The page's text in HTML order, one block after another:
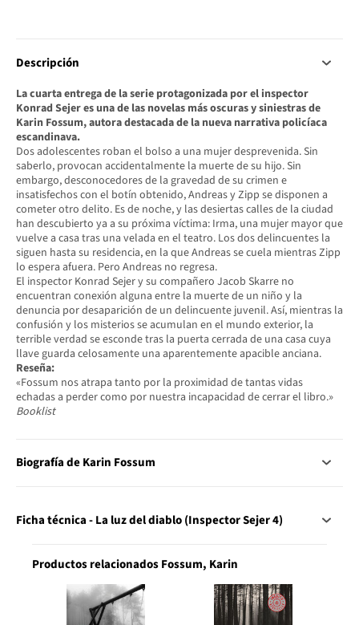
Descripción
La cuarta entrega de la serie protagonizada por el inspector
Konrad Sejer es una de las novelas más oscuras y siniestras de
Karin Fossum, autora destacada de la nueva narrativa policíaca
escandinava.
Dos adolescentes roban el bolso a una mujer desprevenida. Sin
saberlo, provocan accidentalmente la muerte de su hijo. Sin
embargo, desconocedores de la gravedad de su crimen e
insatisfechos con el botín obtenido, Andreas y Zipp se disponen a
cometer otro delito. Es de noche, y las desiertas calles de la ciudad
han descubierto ya a su próxima víctima: Irma, una mujer mayor que
vuelve a casa tras una velada en el teatro. Los dos delincuentes la
siguen hasta su residencia, en la que Andreas se cuela mientras Zipp
lo espera afuera. Pero Andreas no regresa.
El inspector Konrad Sejer y su compañero Jacob Skarre no
encuentran conexión alguna entre la muerte de un niño y la
denuncia por desaparición de un delincuente juvenil. Así, mientras la
confusión y los misterios se acumulan en el mundo exterior, la
terrible verdad se esconde tras la puerta cerrada de una casa cuya
llave guarda celosamente una aparentemente apacible anciana.
Reseña:
«Fossum nos atrapa tanto por la proximidad de tantas vidas
echadas a perder como por nuestra incapacidad de cerrar el libro.»
Booklist
Biografía de Karin Fossum
Ficha técnica - La luz del diablo (Inspector Sejer 4)
Productos relacionados Fossum, Karin